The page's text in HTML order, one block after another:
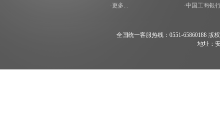
·更多...
·中国工商银
全国统一客服热线：0551-65860188 版
地址：